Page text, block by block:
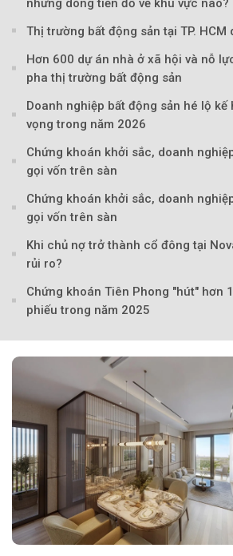
nhưng dòng tiền đổ về khu vực nào?
Thị trường bất động sản tại TP. HCM
Hơn 600 dự án nhà ở xã hội và nỗ
pha thị trường bất động sản
Doanh nghiệp bất động sản hé lộ kế
vọng trong năm 2026
Chứng khoán khởi sắc, doanh
gọi vốn trên sàn
Chứng khoán khởi sắc, doanh
gọi vốn trên sàn
Khi chủ nợ trở thành cổ đông tại
rủi ro?
Chứng khoán Tiên Phong "hút" hơn
phiếu trong năm 2025